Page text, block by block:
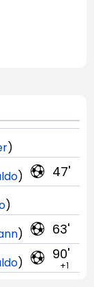
)
47'
)
)
63'
)
90'
+1
)